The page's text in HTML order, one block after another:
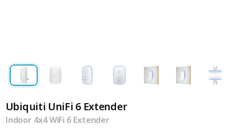
Ubiquiti UniFi 6 Extender
Indoor 4x4 WiFi 6 Extender